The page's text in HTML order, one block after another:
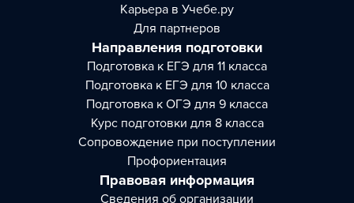
Карьера в Учебе.ру
Для партнеров
Направления подготовки
Подготовка к ЕГЭ для 11 класса
Подготовка к ЕГЭ для 10 класса
Подготовка к ОГЭ для 9 класса
Курс подготовки для 8 класса
Сопровождение при поступлении
Профориентация
Правовая информация
Сведения об организации